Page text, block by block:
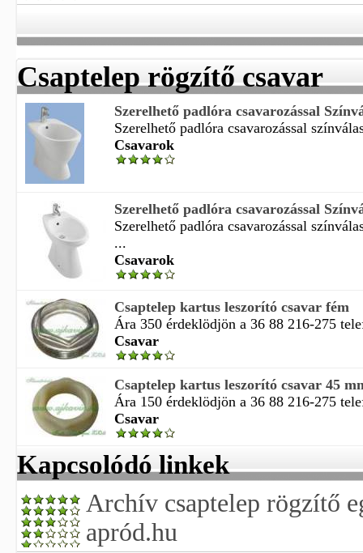
Csaptelep rögzítő csavar
Szerelhető padlóra csavarozással
Szerelhető padlóra csavarozással
Csavarok
Szerelhető padlóra csavarozással
Szerelhető padlóra csavarozással
...
Csavarok
Csaptelep kartus leszorító csavar fém
Ára 350 érdeklödjön a 36 88 216-275
Csavar
Csaptelep kartus leszorító csavar 45
Ára 150 érdeklödjön a 36 88 216-275
Csavar
Kapcsolódó linkek
Archív csaptelep rögzítő
apród.hu